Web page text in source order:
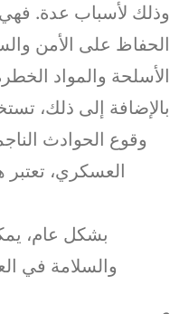
وذلك لأسباب عدة. فهي
الحفاظ على الأمن
الأسلحة والمواد
بالإضافة إلى ذلك،
وقوع الحوادث
العسكري،
بشكل عام،
والسلامة في